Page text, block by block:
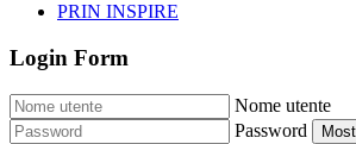
PRIN INSPIRE
Login Form
Nome utente
Password